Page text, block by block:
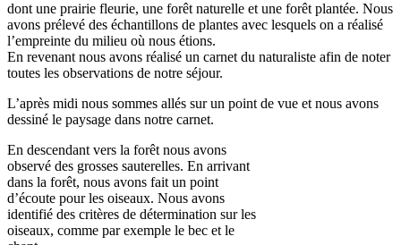
dont une prairie fleurie, une forêt naturelle et une forêt plantée. Nous
avons prélevé des échantillons de plantes avec lesquels on a réalisé
l’empreinte du milieu où nous étions.
En revenant nous avons réalisé un carnet du naturaliste afin de noter
toutes les observations de notre séjour.
L’après midi nous sommes allés sur un point de vue et nous avons
dessiné le paysage dans notre carnet.
En descendant vers la forêt nous avons
observé des grosses sauterelles. En arrivant
dans la forêt, nous avons fait un point
d’écoute pour les oiseaux. Nous avons
identifié des critères de détermination sur les
oiseaux, comme par exemple le bec et le